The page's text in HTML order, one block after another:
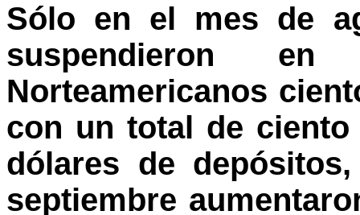
Sólo en el mes de
suspendieron
Norteamericanos
con un total de
dólares de
septiembre